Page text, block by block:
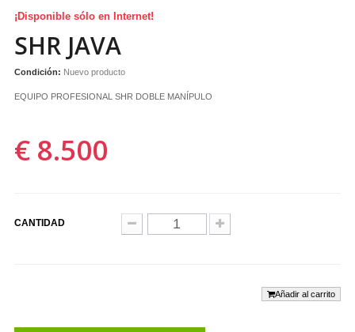
¡Disponible sólo en Internet!
SHR JAVA
Condición: Nuevo producto
EQUIPO PROFESIONAL SHR DOBLE MANÍPULO
€ 8.500
CANTIDAD
Añadir al carrito